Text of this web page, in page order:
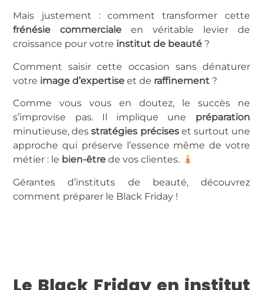
Mais justement : comment transformer cette
frénésie commerciale en véritable levier de
croissance pour votre institut de beauté ?
Comment saisir cette occasion sans dénaturer
votre image d’expertise et de raffinement ?
Comme vous vous en doutez, le succès ne
s’improvise pas. Il implique une préparation
minutieuse, des stratégies préciseset surtout une
approche qui préserve l’essence même de votre
métier : le bien-êtrede vos clientes.
Gérantes d’instituts de beauté, découvrez
comment préparer le Black Friday !